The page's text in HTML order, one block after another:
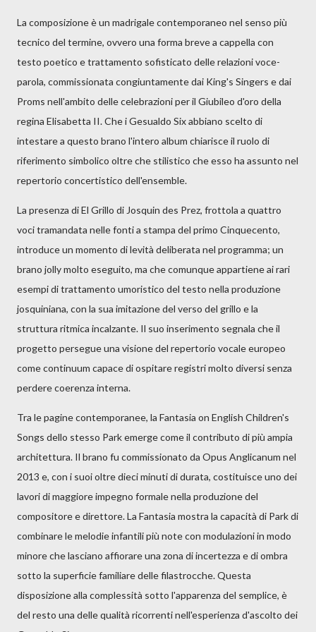
La composizione è un madrigale contemporaneo nel senso più
tecnico del termine, ovvero una forma breve a cappella con
testo poetico e trattamento sofisticato delle relazioni voce-
parola, commissionata congiuntamente dai King's Singers e dai
Proms nell'ambito delle celebrazioni per il Giubileo d'oro della
regina Elisabetta II. Che i Gesualdo Six abbiano scelto di
intestare a questo brano l'intero album chiarisce il ruolo di
riferimento simbolico oltre che stilistico che esso ha assunto nel
repertorio concertistico dell'ensemble.
La presenza di El Grillo di Josquin des Prez, frottola a quattro
voci tramandata nelle fonti a stampa del primo Cinquecento,
introduce un momento di levità deliberata nel programma; un
brano jolly molto eseguito, ma che comunque appartiene ai rari
esempi di trattamento umoristico del testo nella produzione
josquiniana, con la sua imitazione del verso del grillo e la
struttura ritmica incalzante. Il suo inserimento segnala che il
progetto persegue una visione del repertorio vocale europeo
come continuum capace di ospitare registri molto diversi senza
perdere coerenza interna.
Tra le pagine contemporanee, la Fantasia on English Children's
Songs dello stesso Park emerge come il contributo di più ampia
architettura. Il brano fu commissionato da Opus Anglicanum nel
2013 e, con i suoi oltre dieci minuti di durata, costituisce uno dei
lavori di maggiore impegno formale nella produzione del
compositore e direttore. La Fantasia mostra la capacità di Park di
combinare le melodie infantili più note con modulazioni in modo
minore che lasciano affiorare una zona di incertezza e di ombra
sotto la superficie familiare delle filastrocche. Questa
disposizione alla complessità sotto l'apparenza del semplice, è
del resto una delle qualità ricorrenti nell'esperienza d'ascolto dei